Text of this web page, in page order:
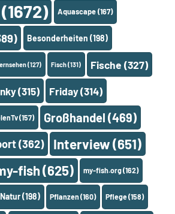
(1672) Aquascape(167)
Besonderheiten (198)
(127) Fisch(131) Fische (327)
(315) Friday(314)
(157) Großhandel (469)
(362) Interview(651)
fish(625) my-fish.org(162)
Natur(198) Pflanzen(160) Pflege(158)